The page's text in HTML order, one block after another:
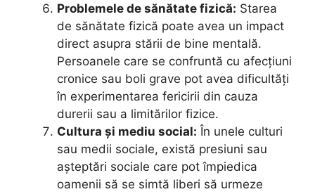
Problemele de sănătate fizică: Starea
de sănătate fizică poate avea un impact
direct asupra stării de bine mentală.
Persoanele care se confruntă cu afecțiuni
cronice sau boli grave pot avea dificultăți
în experimentarea fericirii din cauza
durerii sau a limitărilor fizice.
Cultura și mediu social: În unele culturi
sau medii sociale, există presiuni sau
așteptări sociale care pot împiedica
oamenii să se simtă liberi să urmeze